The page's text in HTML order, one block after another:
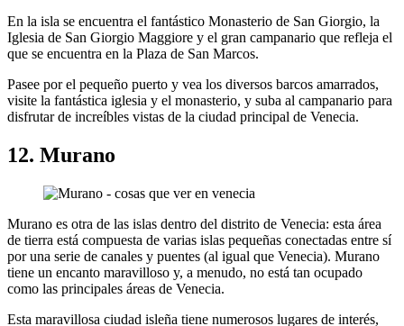
En la isla se encuentra el fantástico Monasterio de San Giorgio, la
Iglesia de San Giorgio Maggiore y el gran campanario que refleja el
que se encuentra en la Plaza de San Marcos.
Pasee por el pequeño puerto y vea los diversos barcos amarrados,
visite la fantástica iglesia y el monasterio, y suba al campanario para
disfrutar de increíbles vistas de la ciudad principal de Venecia.
12. Murano
Murano es otra de las islas dentro del distrito de Venecia: esta área
de tierra está compuesta de varias islas pequeñas conectadas entre sí
por una serie de canales y puentes (al igual que Venecia). Murano
tiene un encanto maravilloso y, a menudo, no está tan ocupado
como las principales áreas de Venecia.
Esta maravillosa ciudad isleña tiene numerosos lugares de interés,